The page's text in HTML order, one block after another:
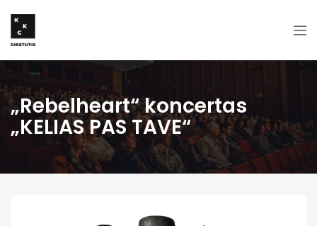
„Rebelheart“ koncertas
„KELIAS PAS TAVE“